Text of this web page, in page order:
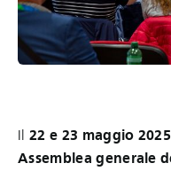
Il 22 e 23 maggio 2025
Assemblea generale